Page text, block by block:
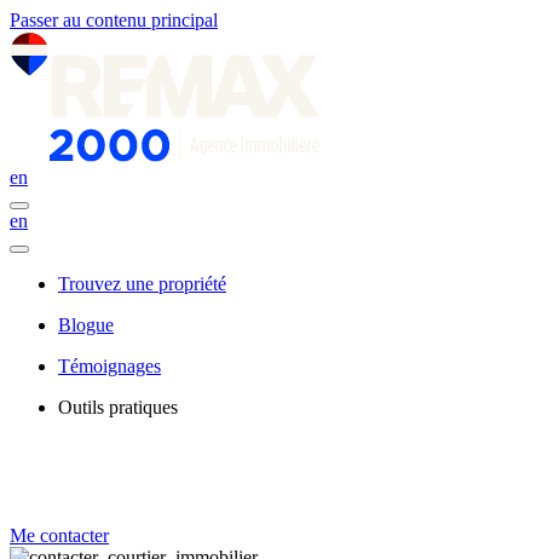
Passer au contenu principal
en
en
Trouvez une propriété
Blogue
Témoignages
Outils pratiques
Me contacter